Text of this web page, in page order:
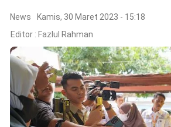
Pemerintahan
Politik
Hukrim
Pendidikan
Peristiwa
News
Kamis, 30 Maret 2023 - 15:18
Editor : Fazlul Rahman